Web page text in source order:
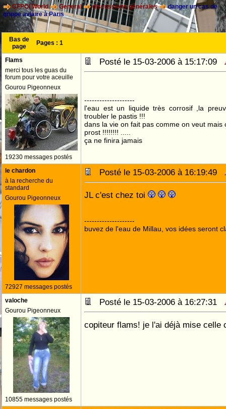
CFPOI World General discussions générales
danger un cas de
grippe aviaire à Paris
Bas de
page
Pages : 1
Flams
merci tous les guas du
forum pour votre aceuille
Gourou Pigeonneux
19230 messages postés
Posté le 15-03-2006 à 15:17:09
--------------------
l'eau est un liquide très corrosif ,la
troubler le pastis !!!
dans la vie on fait pas comme on veut mais
prost !!!!!!!! .....
ça ne finira jamais
le chardon
à la recherche du
standard
Gourou Pigeonneux
72927 messages postés
Posté le 15-03-2006 à 16:19:49
JL c'est chez toi
--------------------
buvez de l'eau de Millau, vos idées seront
valoche
Gourou Pigeonneux
10855 messages postés
Posté le 15-03-2006 à 16:27:31
copiteur flams! je l'ai déjà mise celle